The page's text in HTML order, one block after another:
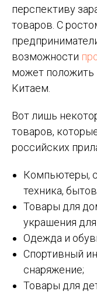
перспективу
товаров. С
возможности
может положить
Китаем.
Вот лишь
товаров,
российских
Компьютеры,
техника,
Товары для
украшения
Одежда и
Спортивный
снаряжение;
Товары для